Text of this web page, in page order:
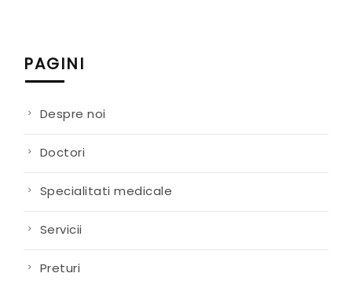
PAGINI
Despre noi
Doctori
Specialitati medicale
Servicii
Preturi